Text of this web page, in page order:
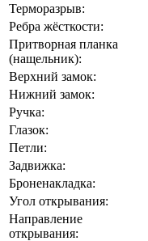
Терморазрыв:
Ребра жёсткости:
Притворная планка
(нащельник):
Верхний замок:
Нижний замок:
Ручка:
Глазок:
Петли:
Задвижка:
Броненакладка:
Угол открывания:
Направление
открывания: